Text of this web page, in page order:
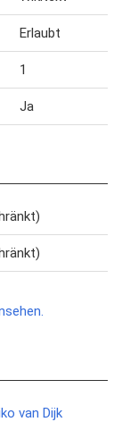
Erlaubt
1
Ja
van Dijk